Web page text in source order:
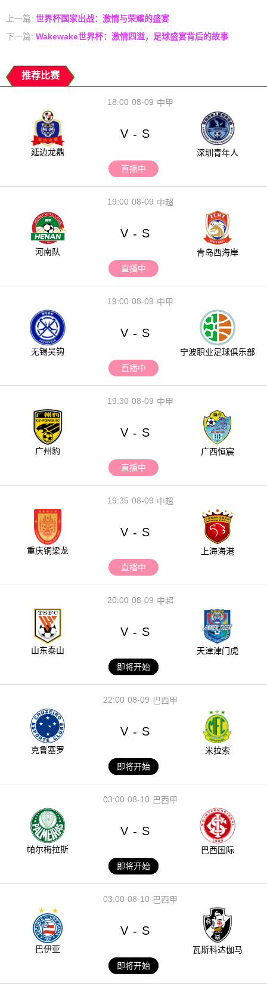
上一篇: 世界杯国家出战：激情与荣耀的盛宴
下一篇: Wakewake世界杯：激情四溢，足球盛宴背后的故事
推荐比赛
08-09
18:00 中甲
延边龙鼎
V - S
深圳青年人
直播中
08-09
19:00 中超
河南队
V - S
青岛西海岸
直播中
08-09
19:00 中甲
无锡吴钩
V - S
宁波职业足球俱乐部
直播中
08-09
19:30 中甲
广州豹
V - S
广西恒宸
直播中
08-09
19:35 中超
重庆铜梁龙
V - S
上海海港
直播中
08-09
20:00 中超
山东泰山
V - S
天津津门虎
即将开始
08-09
22:00 巴西甲
克鲁塞罗
V - S
米拉索
即将开始
08-10
03:00 巴西甲
帕尔梅拉斯
V - S
巴西国际
即将开始
08-10
03:00 巴西甲
巴伊亚
V - S
瓦斯科达伽马
即将开始